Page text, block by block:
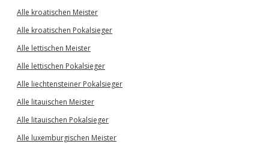
Alle kroatischen Meister
Alle kroatischen Pokalsieger
Alle lettischen Meister
Alle lettischen Pokalsieger
Alle liechtensteiner Pokalsieger
Alle litauischen Meister
Alle litauischen Pokalsieger
Alle luxemburgischen Meister